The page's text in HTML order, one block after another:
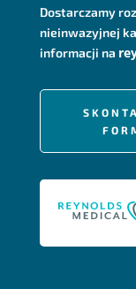
Dostarczamy
nieinwazyjnej
informacji na